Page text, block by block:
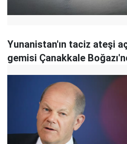
Yunanistan'ın taciz ateşi
gemisi Çanakkale